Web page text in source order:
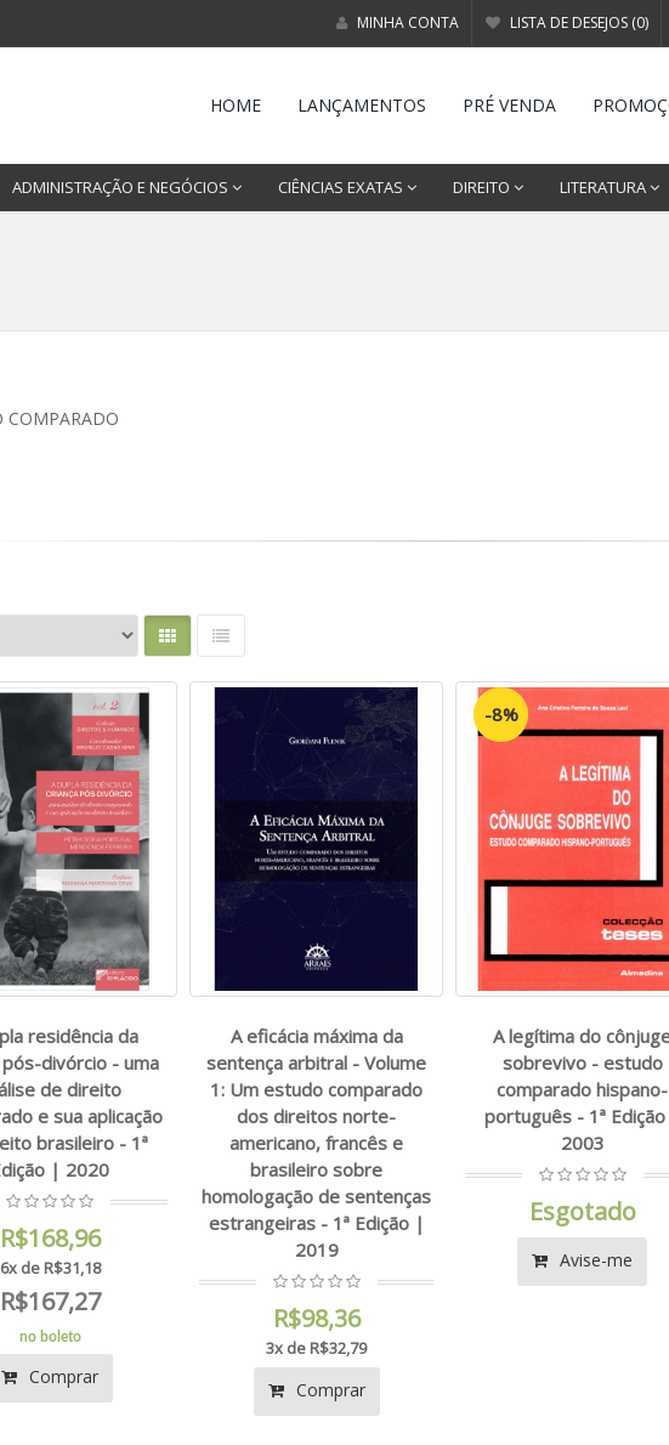
MINHA CONTA LISTA DE DESEJOS (0)
HOME LANÇAMENTOS PRÉ VENDA
ADMINISTRAÇÃO E NEGÓCIOS CIÊNCIAS EXATAS DIREITO LITERATURA
COMPARADO
residência da
pós-divórcio - uma
de direito
e sua aplicação
brasileiro - 1ª
| 2020
R$168,96
6x de R$31,18
R$167,27
no boleto
Comprar
A eficácia máxima da
sentença arbitral - Volume
1: Um estudo comparado
dos direitos norte-
americano, francês e
brasileiro sobre
homologação de sentenças
estrangeiras - 1ª Edição |
2019
R$98,36
3x de R$32,79
Comprar
-8%
A legítima do
sobrevivo - estudo
comparado hispano-
português - 1ª
2003
Esgotado
Avise-me